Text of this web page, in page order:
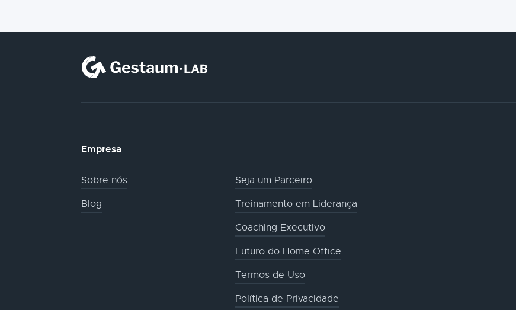
Empresa
Sobre nós
Seja um Parceiro
Blog
Treinamento em Liderança
Coaching Executivo
Futuro do Home Office
Termos de Uso
Política de Privacidade